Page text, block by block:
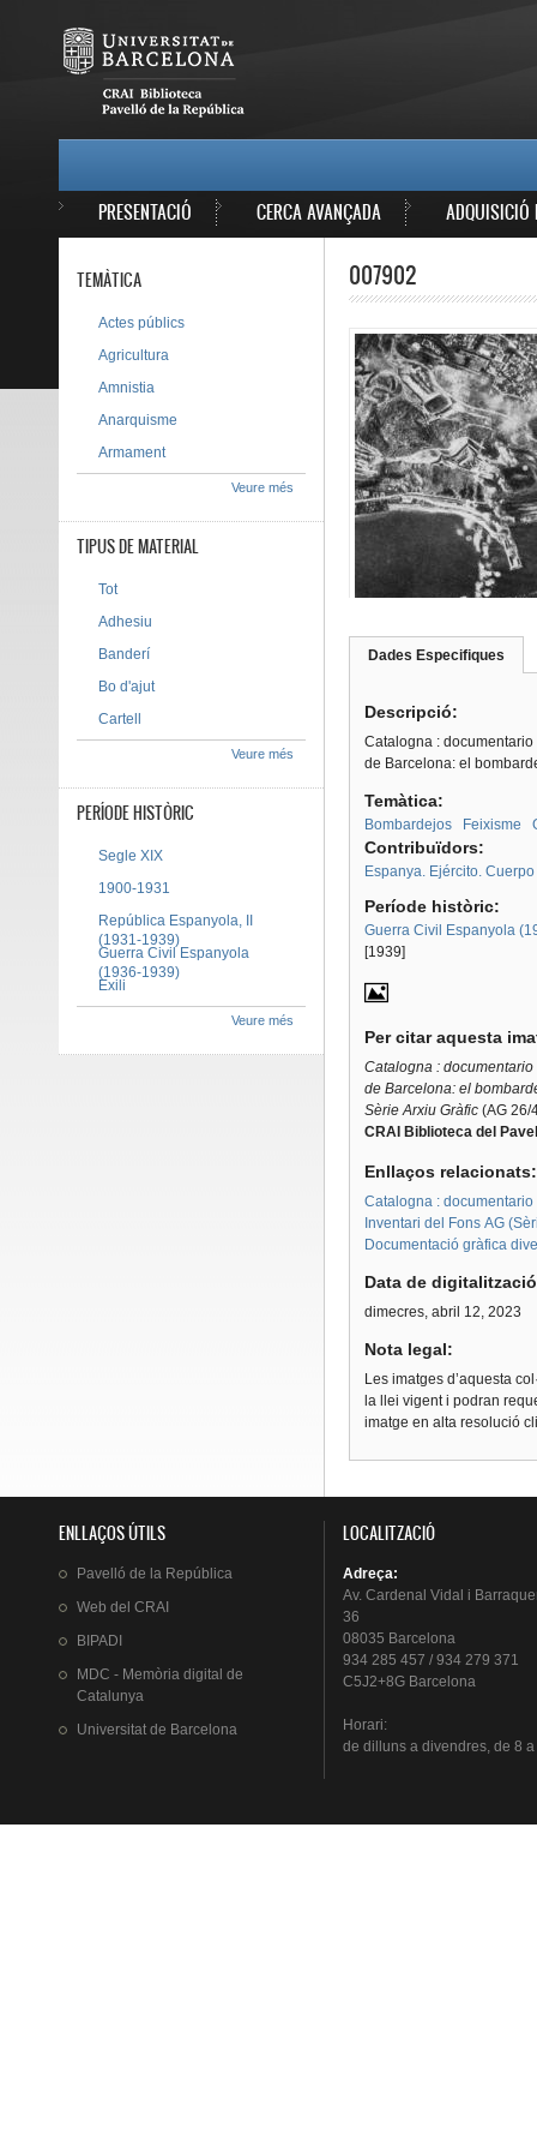
PRESENTACIÓ CERCA AVANÇADA ADQUISICIÓ
007902
Dades Especifiques
Descripció:
Catalogna :
de Barcelona: el
Temàtica:
Bombardejos Feixisme
Contribuïdors:
Espanya. Ejército.
Període històric:
Guerra Civil Espanyola
[1939]
Per citar aquesta
Catalogna :
de Barcelona: el
Sèrie Arxiu Gràfic(AG 26/
CRAI Biblioteca del
Enllaços
Catalogna :
Inventari del Fons AG
Documentació gràfica
Data de
dimecres, abril 12, 2023
Nota legal:
Les imatges d’aquesta
la llei vigent i podran
imatge en alta resolució
TEMÀTICA
Actes públics
Agricultura
Amnistia
Anarquisme
Armament
Veure més
TIPUS DE MATERIAL
Tot
Adhesiu
Banderí
Bo d'ajut
Cartell
Veure més
PERÍODE HISTÒRIC
Segle XIX
1900-1931
República Espanyola, II
(1931-1939)
Guerra Civil Espanyola
(1936-1939)
Exili
Veure més
ENLLAÇOS ÚTILS
Pavelló de la República
Web del CRAI
BIPADI
MDC - Memòria digital de
Catalunya
Universitat de Barcelona
LOCALITZACIÓ
Adreça:
Av. Cardenal Vidal i
36
08035 Barcelona
934 285 457 / 934 279 371
C5J2+8G Barcelona
Horari:
de dillunsa divendres, de 8